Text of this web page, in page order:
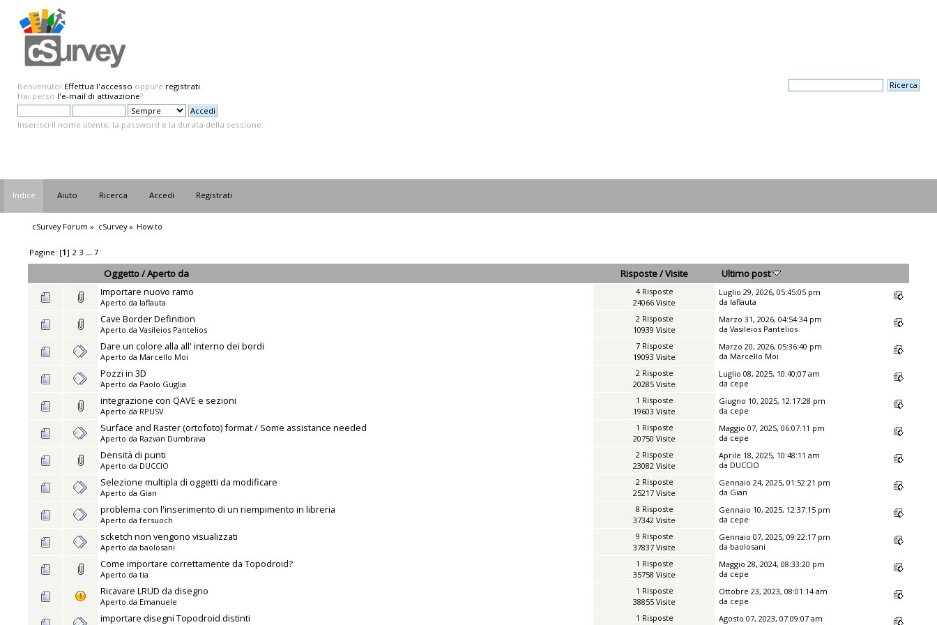
Benvenuto! Effettua l'accesso oppure registrati.
Hai perso l'e-mail di attivazione?
Inserisci il nome utente, la password e la durata della sessione.
Indice Aiuto Ricerca Accedi Registrati
cSurvey Forum » cSurvey» How to
Pagine: [1] 2 3 ...7
Oggetto/Aperto da Risposte/Visite
Ultimo post
Importare nuovo ramo
Aperto da laflauta
4 Risposte
24066 Visite
Luglio 29, 2026, 05:45:05 pm
da laflauta
Cave Border Definition
Aperto da Vasileios Pantelios
2 Risposte
10939 Visite
Marzo 31, 2026, 04:54:34 pm
da Vasileios Pantelios
Dare un colore alla all' interno dei bordi
Aperto da Marcello Moi
7 Risposte
19093 Visite
Marzo 20, 2026, 05:36:40 pm
da Marcello Moi
Pozzi in 3D
Aperto da Paolo Guglia
2 Risposte
20285 Visite
Luglio 08, 2025, 10:40:07 am
da cepe
integrazione con QAVE e sezioni
Aperto da RPUSV
1 Risposte
19603 Visite
Giugno 10, 2025, 12:17:28 pm
da cepe
Surface and Raster (ortofoto) format / Some assistance needed
Aperto da Razvan Dumbrava
1 Risposte
20750 Visite
Maggio 07, 2025, 06:07:11 pm
da cepe
Densità di punti
Aperto da DUCCIO
2 Risposte
23082 Visite
Aprile 18, 2025, 10:48:11 am
da DUCCIO
Selezione multipla di oggetti da modificare
Aperto da Gian
2 Risposte
25217 Visite
Gennaio 24, 2025, 01:52:21 pm
da Gian
problema con l'inserimento di un riempimento in libreria
Aperto da fersuoch
8 Risposte
37342 Visite
Gennaio 10, 2025, 12:37:15 pm
da cepe
scketch non vengono visualizzati
Aperto da baolosani
9 Risposte
37837 Visite
Gennaio 07, 2025, 09:22:17 pm
da baolosani
Come importare correttamente da Topodroid?
Aperto da tia
1 Risposte
35758 Visite
Maggio 28, 2024, 08:33:20 pm
da cepe
Ricavare LRUD da disegno
Aperto da Emanuele
1 Risposte
38855 Visite
Ottobre 23, 2023, 08:01:14 am
da cepe
importare disegni Topodroid distinti
1 Risposte
Agosto 07, 2023, 07:09:07 am